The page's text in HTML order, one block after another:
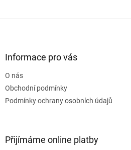
Informace pro vás
O nás
Obchodní podmínky
Podmínky ochrany osobních údajů
Přijímáme online platby